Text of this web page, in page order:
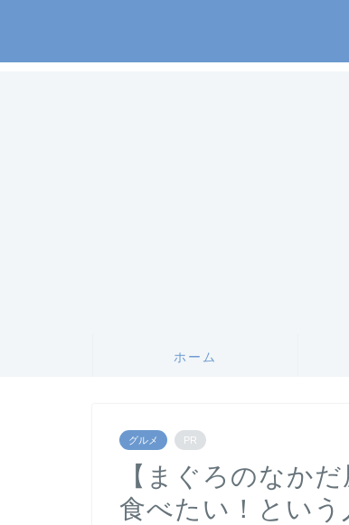
ホーム
グルメ PR
【まぐろのなか
食べたい！とい